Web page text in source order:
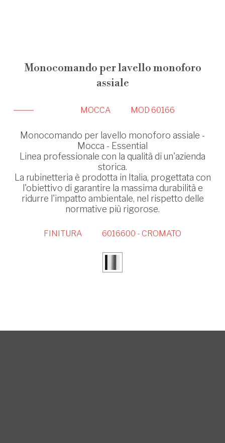
Monocomando per lavello monoforo
assiale
MOCCA MOD 60166
Monocomando per lavello monoforo assiale -
Mocca - Essential
Linea professionale con la qualità di un'azienda
storica.
La rubinetteria è prodotta in Italia, progettata con
l'obiettivo di garantire la massima durabilità e
ridurre l'impatto ambientale, nel rispetto delle
normative più rigorose.
FINITURA 6016600 - CROMATO